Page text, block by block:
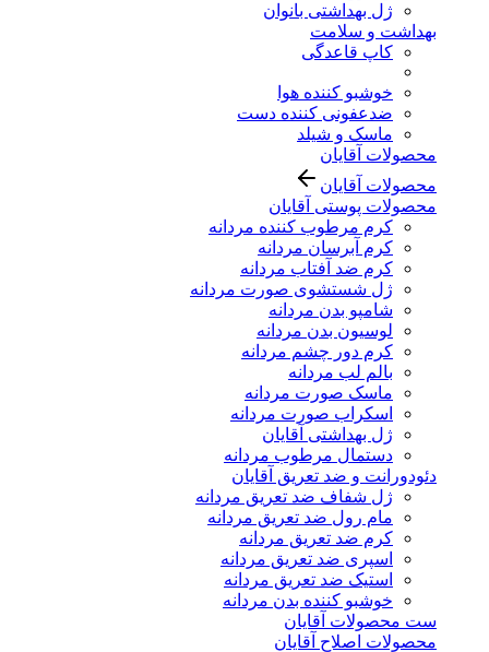
ژل بهداشتی بانوان
بهداشت و سلامت
کاپ قاعدگی
خوشبو کننده هوا
ضدعفونی کننده دست
ماسک و شیلد
محصولات آقایان
محصولات آقایان
محصولات پوستی آقایان
کرم مرطوب کننده مردانه
کرم آبرسان مردانه
کرم ضد آفتاب مردانه
ژل شستشوی صورت مردانه
شامپو بدن مردانه
لوسیون بدن مردانه
کرم دور چشم مردانه
بالم لب مردانه
ماسک صورت مردانه
اسکراب صورت مردانه
ژل بهداشتی آقایان
دستمال مرطوب مردانه
دئودورانت و ضد تعریق آقایان
ژل شفاف ضد تعریق مردانه
مام رول ضد تعریق مردانه
کرم ضد تعریق مردانه
اسپری ضد تعریق مردانه
استیک ضد تعریق مردانه
خوشبو کننده بدن مردانه
ست محصولات آقایان
محصولات اصلاح آقایان